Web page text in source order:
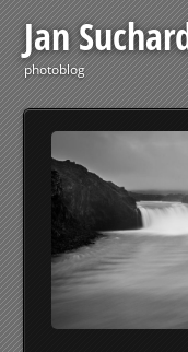
Jan
photoblog